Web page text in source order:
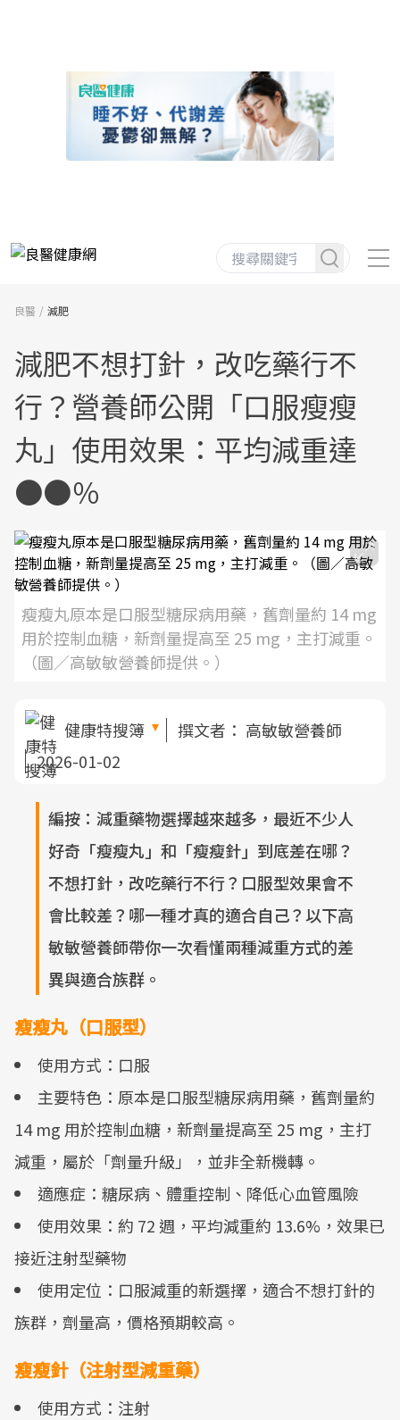
良醫 減肥
減肥不想打針，改吃藥行不
行？營養師公開「口服瘦瘦
丸」使用效果：平均減重達
●●％
瘦瘦丸原本是口服型糖尿病用藥，舊劑量約 14 mg
用於控制血糖，新劑量提高至 25 mg，主打減重。
（圖／高敏敏營養師提供。）
健康特搜簿 撰文者： 高敏敏營養師
2026-01-02
編按：減重藥物選擇越來越多，最近不少人
好奇「瘦瘦丸」和「瘦瘦針」到底差在哪？
不想打針，改吃藥行不行？口服型效果會不
會比較差？哪一種才真的適合自己？以下高
敏敏營養師帶你一次看懂兩種減重方式的差
異與適合族群。
瘦瘦丸（口服型）
使用方式：口服
主要特色：原本是口服型糖尿病用藥，舊劑量約
14 mg 用於控制血糖，新劑量提高至 25 mg，主打
減重，屬於「劑量升級」，並非全新機轉。
適應症：糖尿病、體重控制、降低心血管風險
使用效果：約 72 週，平均減重約 13.6%，效果已
接近注射型藥物
使用定位：口服減重的新選擇，適合不想打針的
族群，劑量高，價格預期較高。
瘦瘦針（注射型減重藥）
使用方式：注射